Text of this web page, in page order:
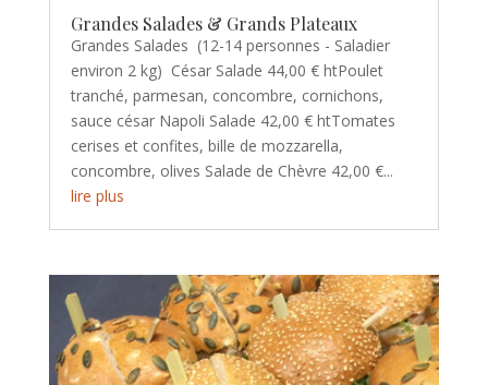
Grandes Salades & Grands Plateaux
Grandes Salades (12-14 personnes - Saladier
environ 2 kg) César Salade 44,00 € htPoulet
tranché, parmesan, concombre, cornichons,
sauce césar Napoli Salade 42,00 € htTomates
cerises et confites, bille de mozzarella,
concombre, olives Salade de Chèvre 42,00 €...
lire plus